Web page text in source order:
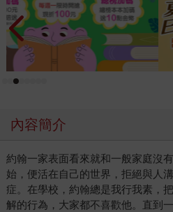
內容簡介
約翰一家表面看來就和一般家庭沒
始，便活在自己的世界，拒絕與人
症。在學校，約翰總是我行我素，
解的行為，大家都不喜歡他。直到